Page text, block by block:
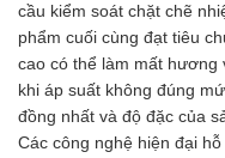
cầu kiểm soát chặt chẽ
phẩm cuối cùng đạt tiêu
cao có thể làm mất
khi áp suất không đúng
đồng nhất và độ đặc của
Các công nghệ hiện đại